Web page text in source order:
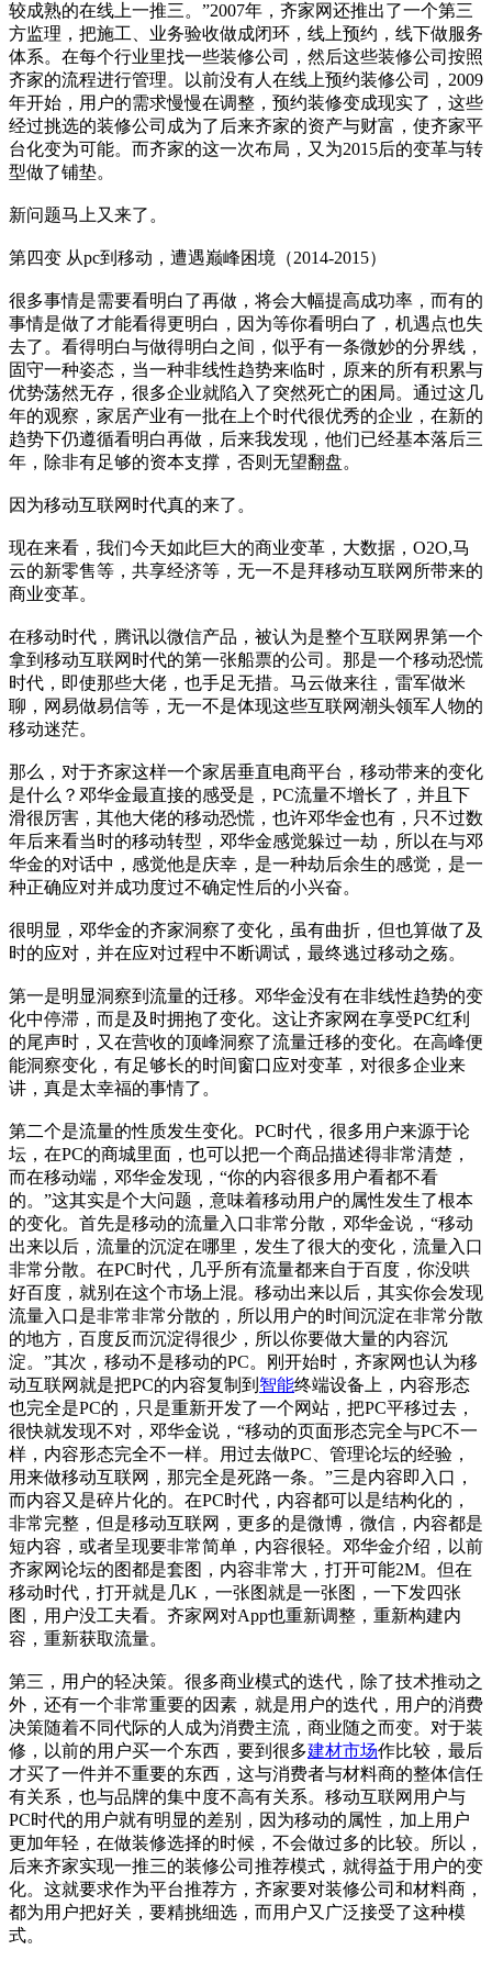
较成熟的在线上一推三。”2007年，齐家网还推出了一个第三
方监理，把施工、业务验收做成闭环，线上预约，线下做服务
体系。在每个行业里找一些装修公司，然后这些装修公司按照
齐家的流程进行管理。以前没有人在线上预约装修公司，2009
年开始，用户的需求慢慢在调整，预约装修变成现实了，这些
经过挑选的装修公司成为了后来齐家的资产与财富，使齐家平
台化变为可能。而齐家的这一次布局，又为2015后的变革与转
型做了铺垫。
新问题马上又来了。
第四变 从pc到移动，遭遇巅峰困境（2014-2015）
很多事情是需要看明白了再做，将会大幅提高成功率，而有的
事情是做了才能看得更明白，因为等你看明白了，机遇点也失
去了。看得明白与做得明白之间，似乎有一条微妙的分界线，
固守一种姿态，当一种非线性趋势来临时，原来的所有积累与
优势荡然无存，很多企业就陷入了突然死亡的困局。通过这几
年的观察，家居产业有一批在上个时代很优秀的企业，在新的
趋势下仍遵循看明白再做，后来我发现，他们已经基本落后三
年，除非有足够的资本支撑，否则无望翻盘。
因为移动互联网时代真的来了。
现在来看，我们今天如此巨大的商业变革，大数据，O2O,马
云的新零售等，共享经济等，无一不是拜移动互联网所带来的
商业变革。
在移动时代，腾讯以微信产品，被认为是整个互联网界第一个
拿到移动互联网时代的第一张船票的公司。那是一个移动恐慌
时代，即使那些大佬，也手足无措。马云做来往，雷军做米
聊，网易做易信等，无一不是体现这些互联网潮头领军人物的
移动迷茫。
那么，对于齐家这样一个家居垂直电商平台，移动带来的变化
是什么？邓华金最直接的感受是，PC流量不增长了，并且下
滑很厉害，其他大佬的移动恐慌，也许邓华金也有，只不过数
年后来看当时的移动转型，邓华金感觉躲过一劫，所以在与邓
华金的对话中，感觉他是庆幸，是一种劫后余生的感觉，是一
种正确应对并成功度过不确定性后的小兴奋。
很明显，邓华金的齐家洞察了变化，虽有曲折，但也算做了及
时的应对，并在应对过程中不断调试，最终逃过移动之殇。
第一是明显洞察到流量的迁移。邓华金没有在非线性趋势的变
化中停滞，而是及时拥抱了变化。这让齐家网在享受PC红利
的尾声时，又在营收的顶峰洞察了流量迁移的变化。在高峰便
能洞察变化，有足够长的时间窗口应对变革，对很多企业来
讲，真是太幸福的事情了。
第二个是流量的性质发生变化。PC时代，很多用户来源于论
坛，在PC的商城里面，也可以把一个商品描述得非常清楚，
而在移动端，邓华金发现，“你的内容很多用户看都不看
的。”这其实是个大问题，意味着移动用户的属性发生了根本
的变化。首先是移动的流量入口非常分散，邓华金说，“移动
出来以后，流量的沉淀在哪里，发生了很大的变化，流量入口
非常分散。在PC时代，几乎所有流量都来自于百度，你没哄
好百度，就别在这个市场上混。移动出来以后，其实你会发现
流量入口是非常非常分散的，所以用户的时间沉淀在非常分散
的地方，百度反而沉淀得很少，所以你要做大量的内容沉
淀。”其次，移动不是移动的PC。刚开始时，齐家网也认为移
动互联网就是把PC的内容复制到 智能终端设备上，内容形态
也完全是PC的，只是重新开发了一个网站，把PC平移过去，
很快就发现不对，邓华金说，“移动的页面形态完全与PC不一
样，内容形态完全不一样。用过去做PC、管理论坛的经验，
用来做移动互联网，那完全是死路一条。”三是内容即入口，
而内容又是碎片化的。在PC时代，内容都可以是结构化的，
非常完整，但是移动互联网，更多的是微博，微信，内容都是
短内容，或者呈现要非常简单，内容很轻。邓华金介绍，以前
齐家网论坛的图都是套图，内容非常大，打开可能2M。但在
移动时代，打开就是几K，一张图就是一张图，一下发四张
图，用户没工夫看。齐家网对App也重新调整，重新构建内
容，重新获取流量。
第三，用户的轻决策。很多商业模式的迭代，除了技术推动之
外，还有一个非常重要的因素，就是用户的迭代，用户的消费
决策随着不同代际的人成为消费主流，商业随之而变。对于装
修，以前的用户买一个东西，要到很多建材市场作比较，最后
才买了一件并不重要的东西，这与消费者与材料商的整体信任
有关系，也与品牌的集中度不高有关系。移动互联网用户与
PC时代的用户就有明显的差别，因为移动的属性，加上用户
更加年轻，在做装修选择的时候，不会做过多的比较。所以，
后来齐家实现一推三的装修公司推荐模式，就得益于用户的变
化。这就要求作为平台推荐方，齐家要对装修公司和材料商，
都为用户把好关，要精挑细选，而用户又广泛接受了这种模
式。